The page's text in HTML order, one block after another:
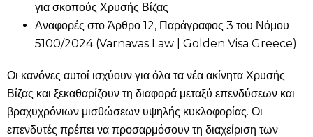
για σκοπούς Χρυσής Βίζας
Αναφορές στο Άρθρο 12, Παράγραφος 3 του Νόμου
5100/2024 (Varnavas Law | Golden Visa Greece)
Οι κανόνες αυτοί ισχύουν για όλα τα νέα ακίνητα Χρυσής
Βίζας και ξεκαθαρίζουν τη διαφορά μεταξύ επενδύσεων και
βραχυχρόνιων μισθώσεων υψηλής κυκλοφορίας. Οι
επενδυτές πρέπει να προσαρμόσουν τη διαχείριση των